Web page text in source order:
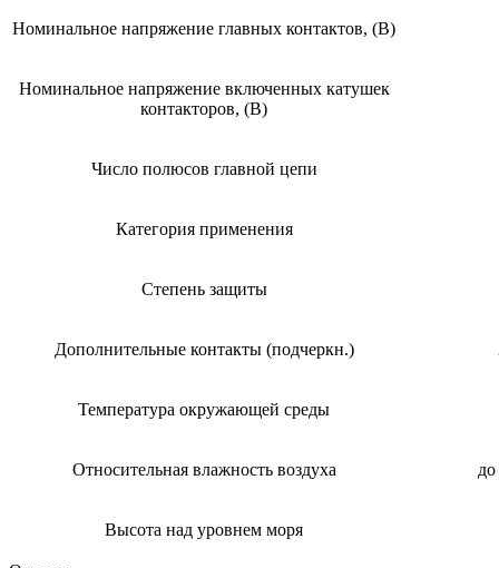
Номинальное напряжение главных контактов, (В)
Номинальное напряжение включенных катушек
контакторов, (В)
Число полюсов главной цепи
Категория применения
Степень защиты
Дополнительные контакты (подчеркн.)
Температура окружающей среды
Относительная влажность воздуха
Высота над уровнем моря